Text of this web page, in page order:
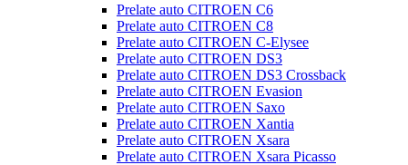
Prelate auto CITROEN C6
Prelate auto CITROEN C8
Prelate auto CITROEN C-Elysee
Prelate auto CITROEN DS3
Prelate auto CITROEN DS3 Crossback
Prelate auto CITROEN Evasion
Prelate auto CITROEN Saxo
Prelate auto CITROEN Xantia
Prelate auto CITROEN Xsara
Prelate auto CITROEN Xsara Picasso